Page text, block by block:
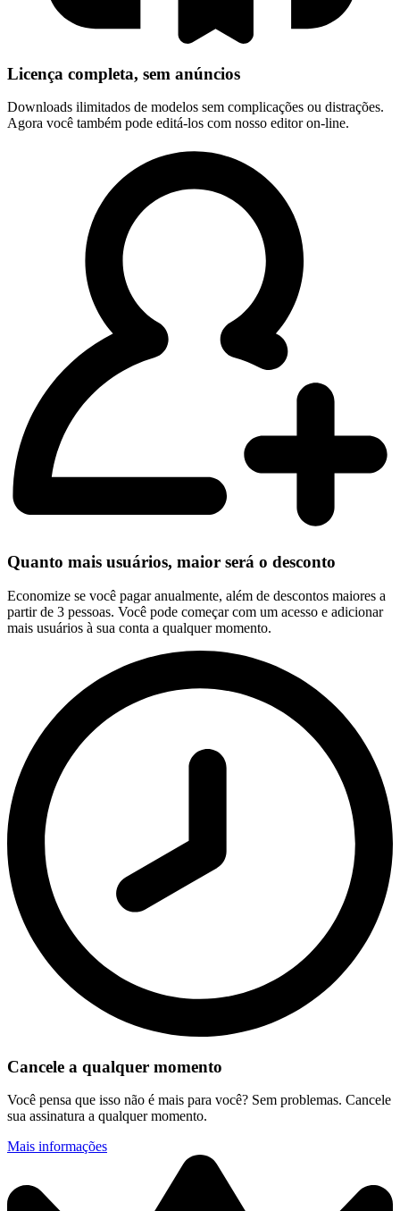
Licença completa, sem anúncios
Downloads ilimitados de modelos sem complicações ou distrações.
Agora você também pode editá-los com nosso editor on-line.
Quanto mais usuários, maior será o desconto
Economize se você pagar anualmente, além de descontos maiores a
partir de 3 pessoas. Você pode começar com um acesso e adicionar
mais usuários à sua conta a qualquer momento.
Cancele a qualquer momento
Você pensa que isso não é mais para você? Sem problemas. Cancele
sua assinatura a qualquer momento.
Mais informações